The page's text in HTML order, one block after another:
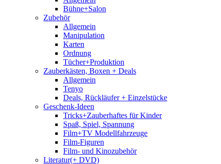
Bühne+Salon
Zubehör
Allgemein
Manipulation
Karten
Ordnung
Tücher+Produktion
Zauberkästen, Boxen + Deals
Allgemein
Tenyo
Deals, Rückläufer + Einzelstücke
Geschenk-Ideen
Tricks+Zauberhaftes für Kinder
Spaß, Spiel, Spannung
Film+TV Modellfahrzeuge
Film-Figuren
Film- und Kinozubehör
Literatur(+ DVD)